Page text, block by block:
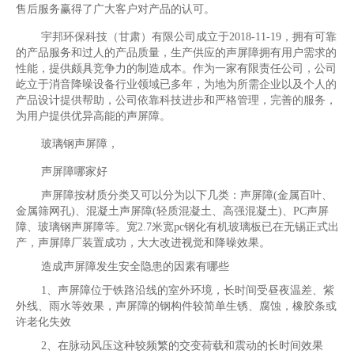
售后服务赢得了广大客户对产品的认可。
宇邦环保科技（甘肃）有限公司成立于2018-11-19，拥有可靠
的产品服务和过人的产品质量，生产供应的声屏障拥有用户需求的
性能，提供颇具竞争力的制造成本。作为一家有限责任公司，公司
屹立于消音降噪设备行业领域已多年，为地为所需企业以及个人的
产品设计提供帮助，公司依靠科技进步和严格管理，完善的服务，
为用户提供优异高能的声屏障。
玻璃钢声屏障，
声屏障哪家好
声屏障按材质分类又可以分为以下几类：声屏障(金属百叶、
金属筛网孔)、混凝土声屏障(轻质混凝土、高强混凝土)、PC声屏
障、玻璃钢声屏障等。宽2.7米宽pc钢化有机玻璃板已在无锡正式出
产，声屏障厂装置成功，大大改进视觉和降噪效果。
造成声屏障发生安全隐患的因素有哪些
1、声屏障位于铁路沿线的室外环境，长时间受昼夜温差、紫
外线、雨水等效果，声屏障的钢构件较简单生锈、腐蚀，橡胶条或
许老化失效
2、在脉动风压这种较频繁的交变荷载和震动的长时间效果